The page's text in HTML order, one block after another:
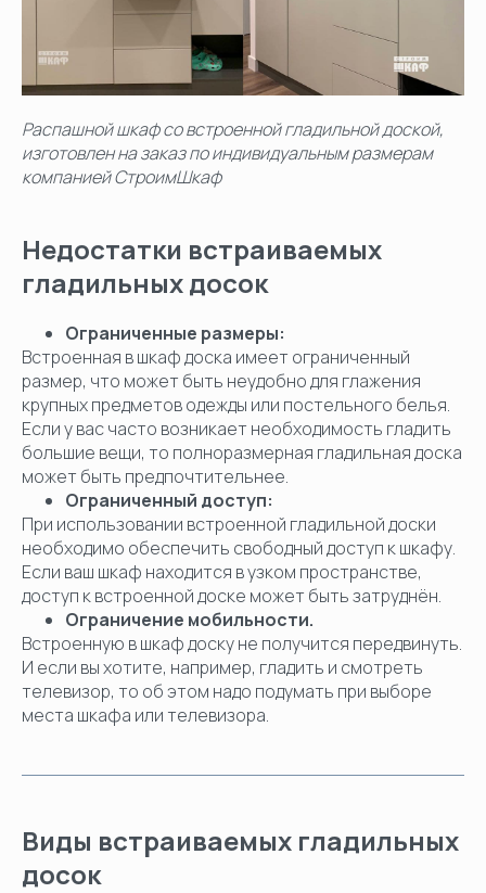
Распашной шкаф со встроенной гладильной доской,
изготовлен на заказ по индивидуальным размерам
компанией СтроимШкаф
Недостатки встраиваемых
гладильных досок
Ограниченные размеры:
Встроенная в шкаф доска имеет ограниченный
размер, что может быть неудобно для глажения
крупных предметов одежды или постельного белья.
Если у вас часто возникает необходимость гладить
большие вещи, то полноразмерная гладильная доска
может быть предпочтительнее.
Ограниченный доступ:
При использовании встроенной гладильной доски
необходимо обеспечить свободный доступ к шкафу.
Если ваш шкаф находится в узком пространстве,
доступ к встроенной доске может быть затруднён.
Ограничение мобильности.
Встроенную в шкаф доску не получится передвинуть.
И если вы хотите, например, гладить и смотреть
телевизор, то об этом надо подумать при выборе
места шкафа или телевизора.
Виды встраиваемых гладильных
досок